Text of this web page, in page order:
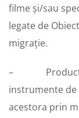
filme și/sau
legate de
migrație.
– Producția
instrumente
acestora prin